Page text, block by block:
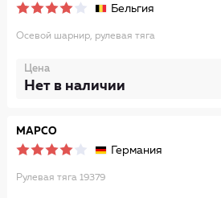
Бельгия
Осевой шарнир, рулевая тяга
Цена
Нет в наличии
MAPCO
Германия
Рулевая тяга 19379